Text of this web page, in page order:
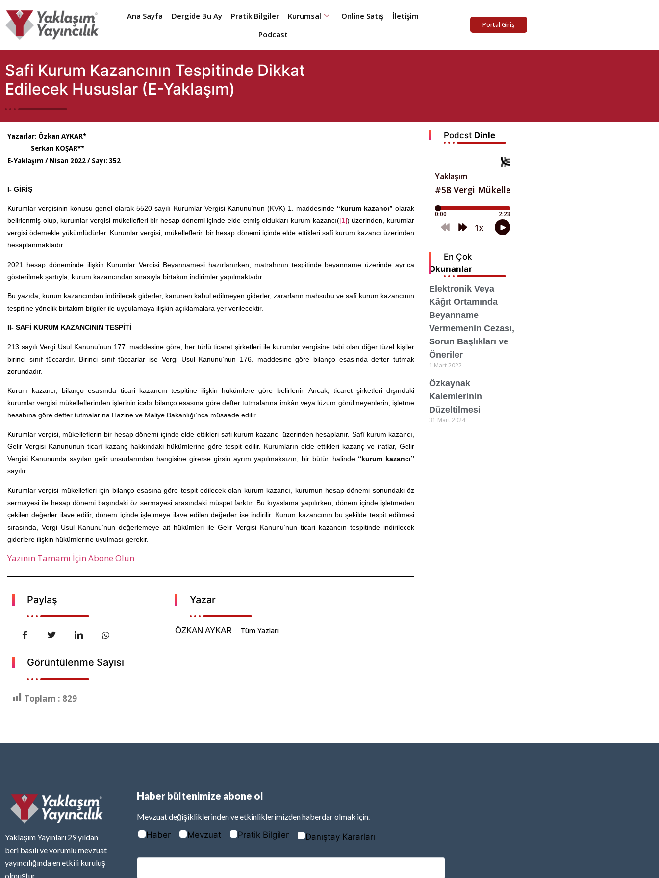
Ana Sayfa Dergide Bu Ay Pratik Bilgiler Kurumsal Online Satış
İletişim
Podcast
Portal Giriş
Safi Kurum Kazancının Tespitinde Dikkat
Edilecek Hususlar (E-Yaklaşım)
Yazarlar: Özkan AYKAR*
Serkan KOŞAR**
E-Yaklaşım / Nisan 2022 / Sayı: 352
I- GİRİŞ
Kurumlar vergisinin konusu genel olarak 5520 sayılı Kurumlar Vergisi Kanunu’nun (KVK) 1. maddesinde “kurum kazancı” olarak
belirlenmiş olup, kurumlar vergisi mükellefleri bir hesap dönemi içinde elde etmiş oldukları kurum kazancı([1]) üzerinden, kurumlar
vergisi ödemekle yükümlüdürler. Kurumlar vergisi, mükelleflerin bir hesap dönemi içinde elde ettikleri safî kurum kazancı üzerinden
hesaplanmaktadır.
2021 hesap döneminde ilişkin Kurumlar Vergisi Beyannamesi hazırlanırken, matrahının tespitinde beyanname üzerinde ayrıca
gösterilmek şartıyla, kurum kazancından sırasıyla birtakım indirimler yapılmaktadır.
Bu yazıda, kurum kazancından indirilecek giderler, kanunen kabul edilmeyen giderler, zararların mahsubu ve safî kurum kazancının
tespitine yönelik birtakım bilgiler ile uygulamaya ilişkin açıklamalara yer verilecektir.
II- SAFİ KURUM KAZANCININ TESPİTİ
213 sayılı Vergi Usul Kanunu’nun 177. maddesine göre; her türlü ticaret şirketleri ile kurumlar vergisine tabi olan diğer tüzel kişiler
birinci sınıf tüccardır. Birinci sınıf tüccarlar ise Vergi Usul Kanunu’nun 176. maddesine göre bilanço esasında defter tutmak
zorundadır.
Kurum kazancı, bilanço esasında ticari kazancın tespitine ilişkin hükümlere göre belirlenir. Ancak, ticaret şirketleri dışındaki
kurumlar vergisi mükelleflerinden işlerinin icabı bilanço esasına göre defter tutmalarına imkân veya lüzum görülmeyenlerin, işletme
hesabına göre defter tutmalarına Hazine ve Maliye Bakanlığı’nca müsaade edilir.
Kurumlar vergisi, mükelleflerin bir hesap dönemi içinde elde ettikleri safi kurum kazancı üzerinden hesaplanır. Safî kurum kazancı,
Gelir Vergisi Kanununun ticarî kazanç hakkındaki hükümlerine göre tespit edilir. Kurumların elde ettikleri kazanç ve iratlar, Gelir
Vergisi Kanununda sayılan gelir unsurlarından hangisine girerse girsin ayrım yapılmaksızın, bir bütün halinde “kurum kazancı”
sayılır.
Kurumlar vergisi mükellefleri için bilanço esasına göre tespit edilecek olan kurum kazancı, kurumun hesap dönemi sonundaki öz
sermayesi ile hesap dönemi başındaki öz sermayesi arasındaki müspet farktır. Bu kıyaslama yapılırken, dönem içinde işletmeden
çekilen değerler ilave edilir, dönem içinde işletmeye ilave edilen değerler ise indirilir. Kurum kazancının bu şekilde tespit edilmesi
sırasında, Vergi Usul Kanunu’nun değerlemeye ait hükümleri ile Gelir Vergisi Kanunu’nun ticari kazancın tespitinde indirilecek
giderlere ilişkin hükümlerine uyulması gerekir.
Yazının Tamamı İçin Abone Olun
Paylaş Yazar
ÖZKAN AYKAR Tüm Yazları
Görüntülenme Sayısı
Toplam : 829
Podcst Dinle
En Çok
Okunanlar
Elektronik Veya
Kâğıt Ortamında
Beyanname
Vermemenin Cezası,
Sorun Başlıkları ve
Öneriler
1 Mart 2022
Özkaynak
Kalemlerinin
Düzeltilmesi
31 Mart 2024
Yaklaşım Yayınları 29 yıldan
beri basılı ve yorumlu mevzuat
yayıncılığında en etkili kuruluş
olmuştur
Haber bültenimize abone ol
Mevzuat değişikliklerinden ve etkinliklerimizden haberdar olmak için.
Haber Mevzuat Pratik Bilgiler Danıştay Kararları